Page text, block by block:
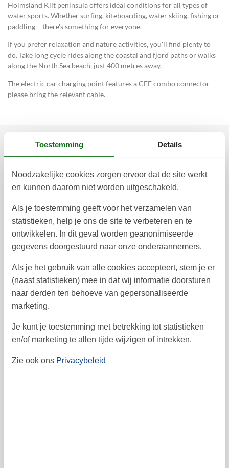
Holmsland Klit peninsula offers ideal conditions for all types of
water sports. Whether surfing, kiteboarding, water skiing, fishing or
paddling – there's something for everyone.
If you prefer relaxation and nature activities, you'll find plenty to
do. Take long cycle rides along the coastal and fjord paths or walks
along the North Sea beach, just 400 metres away.
The electric car charging point features a CEE combo connector –
please bring the relevant cable.
Prijzen en kalender
ma zo
40 1 2 3
42 12 13 14 15 16 17
19 21
Toestemming Details
Noodzakelijke cookies zorgen ervoor dat de site werkt
en kunnen daarom niet worden uitgeschakeld.
Als je toestemming geeft voor het verzamelen van
statistieken, help je ons de site te verbeteren en te
ontwikkelen. In dit geval worden geanonimiseerde
gegevens doorgestuurd naar onze onderaannemers.
Als je het gebruik van alle cookies accepteert, stem je er
(naast statistieken) mee in dat wij informatie doorsturen
naar derden ten behoeve van gepersonaliseerde
marketing.
Je kunt je toestemming met betrekking tot statistieken
en/of marketing te allen tijde wijzigen of intrekken.
Zie ook ons Privacybeleid